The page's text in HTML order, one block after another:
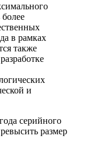
в рамках
также
и
серийного
размер